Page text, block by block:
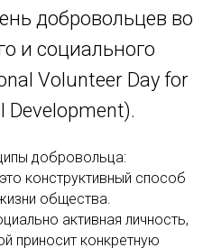
добровольцев во
и социального
Volunteer Day for
Development).
добровольца:
конструктивный способ
общества.
активная личность,
приносит конкретную